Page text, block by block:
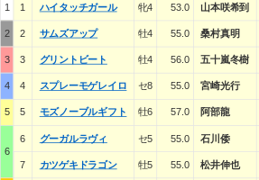
1 1 ハイタッチガール 牝4 53.0 山本咲希到
2 2 サムズアップ 牡4 55.0 桑村真明
3 3 グリントビート 牡4 56.0 五十嵐冬樹
4 4 スプレーモゲレイロ セ8 55.0 宮崎光行
5 5 モズノーブルギフト 牡6 57.0 阿部龍
6
6 グーガルラヴィ セ5 55.0 石川倭
7 カツゲキドラゴン 牡5 55.0 松井伸也